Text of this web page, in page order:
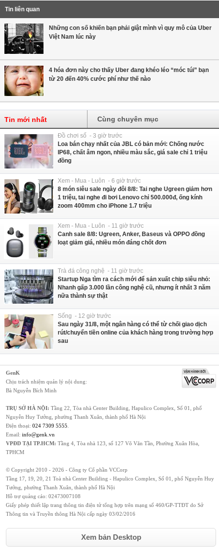
Tin liên quan
Những con số khiến bạn phải giật mình vì quy mô của Uber
Việt Nam lúc này
4 hóa đơn này cho thấy Uber đang khéo léo “móc túi” bạn
từ 20 đến 40% cước phí như thế nào
Tin mới nhất Cùng chuyên mục
Đồ chơi số - 3 giờ trước
Loa bán chạy nhất của JBL có bản mới: Chống nước
IP68, chất âm ngon, nhiều màu sắc, giá sale chỉ 1 triệu
đồng
Xem - Mua - Luôn - 6 giờ trước
8 món siêu sale ngày đôi 8/8: Tai nghe Ugreen giảm hơn
1 triệu, tai nghe đi bơi Lenovo chỉ 500.000đ, ống kính
zoom 400mm cho iPhone 1.7 triệu
Xem - Mua - Luôn - 11 giờ trước
Canh sale 8/8: Ugreen, Anker, Baseus và OPPO đồng
loạt giảm giá, nhiều món đáng chốt đơn
Trà đá công nghệ - 11 giờ trước
Startup Nga tìm ra cách mới để sản xuất chip siêu nhỏ:
Nhanh gấp 3.000 lần công nghệ cũ, nhưng ít nhất 3 năm
nữa thành sự thật
Sống - 12 giờ trước
Sau ngày 31/8, một ngân hàng có thể từ chối giao dịch
rút/chuyển tiền online của khách hàng trong trường hợp
sau
GenK
Chịu trách nhiệm quản lý nội dung:
Bà Nguyễn Bích Minh
TRỤ SỞ HÀ NỘI: Tầng 22, Tòa nhà Center Building, Hapulico Complex, Số 01, phố
Nguyễn Huy Tưởng, phường Thanh Xuân, thành phố Hà Nội
Điện thoại: 024 7309 5555
Email: info@genk.vn
VPĐD TẠI TP.HCM: Tầng 4, Tòa nhà 123, số 127 Võ Văn Tần, Phường Xuân Hòa,
TPHCM
© Copyright 2010 - 2026 - Công ty Cổ phần VCCorp
Tầng 17, 19, 20, 21 Toà nhà Center Building - Hapulico Complex, Số 01, phố Nguyễn Huy
Tưởng, phường Thanh Xuân, thành phố Hà Nội
Hỗ trợ quảng cáo: 02473007108
Giấy phép thiết lập trang thông tin điện tử tổng hợp trên mạng số 460/GP-TTĐT do Sở
Thông tin và Truyền thông Hà Nội cấp ngày 03/02/2016
Xem bản Desktop